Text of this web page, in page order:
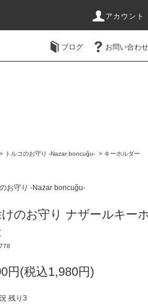
アカウント
ブログ お問い合わせ
> トルコのお守り -Nazar boncuğu- > キーホルダー
お守り -Nazar boncuğu-
けのお守り ナザールキー
円(税込1,980円)
残り3